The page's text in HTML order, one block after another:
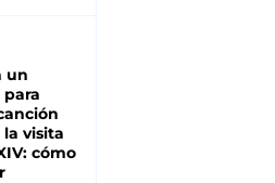
un
para
visita
cómo